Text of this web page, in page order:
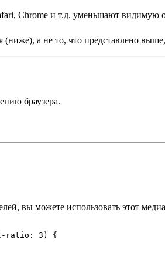
Chrome и т.д. уменьшают видимую
а не то, что представлено
браузера.
вы можете использовать этот
ratio: 3 ) {